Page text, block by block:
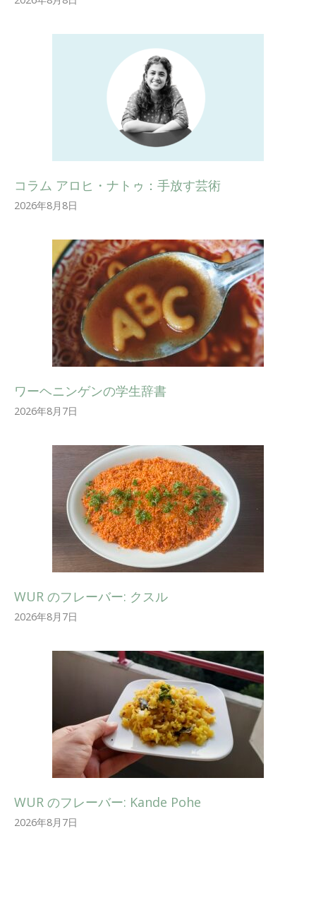
コラム アロヒ・ナトゥ：手放す芸術
2026年8月8日
ワーヘニンゲンの学生辞書
2026年8月7日
WUR のフレーバー: クスル
2026年8月7日
WUR のフレーバー: Kande Pohe
2026年8月7日